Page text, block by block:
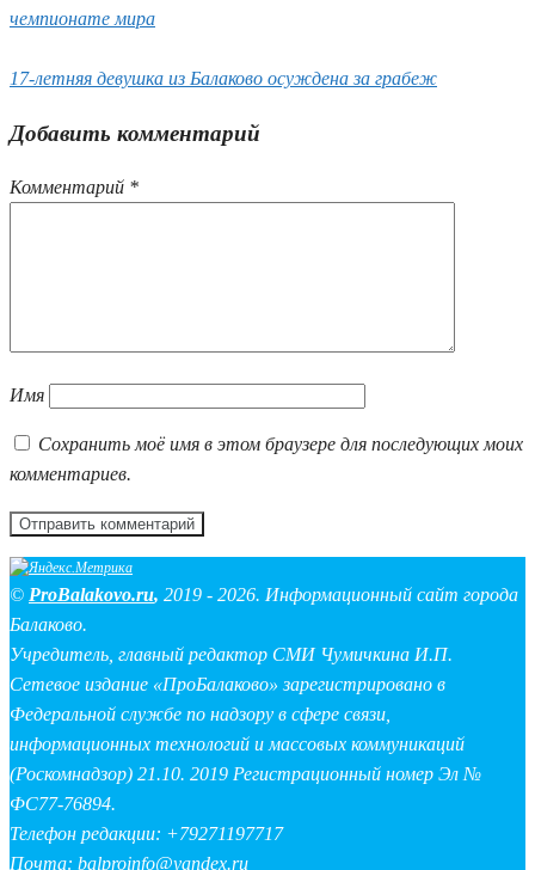
чемпионате мира
17-летняя девушка из Балаково осуждена за грабеж
Добавить комментарий
Комментарий *
Имя
Сохранить моё имя в этом браузере для последующих моих
комментариев.
© ProBalakovo.ru, 2019 - 2026. Информационный сайт города
Балаково.
Учредитель, главный редактор СМИ Чумичкина И.П.
Сетевое издание «ПроБалаково» зарегистрировано в
Федеральной службе по надзору в сфере связи,
информационных технологий и массовых коммуникаций
(Роскомнадзор) 21.10. 2019 Регистрационный номер Эл №
ФС77-76894.
Телефон редакции: +79271197717
Почта: balproinfo@yandex.ru